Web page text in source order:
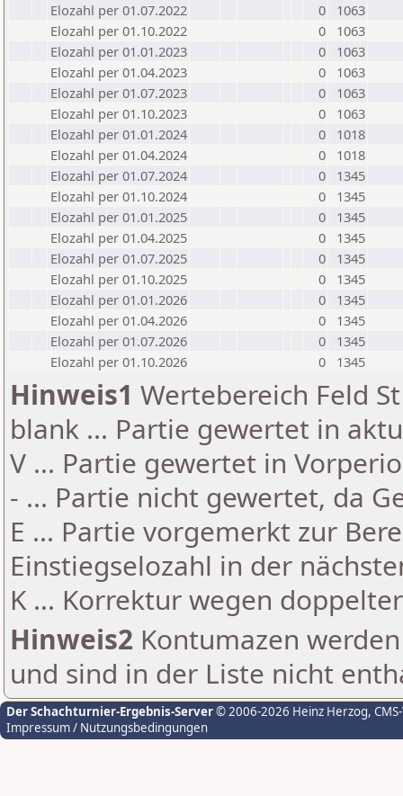
Elozahl per 01.07.2022
0
1063
Elozahl per 01.10.2022
0
1063
Elozahl per 01.01.2023
0
1063
Elozahl per 01.04.2023
0
1063
Elozahl per 01.07.2023
0
1063
Elozahl per 01.10.2023
0
1063
Elozahl per 01.01.2024
0
1018
Elozahl per 01.04.2024
0
1018
Elozahl per 01.07.2024
0
1345
Elozahl per 01.10.2024
0
1345
Elozahl per 01.01.2025
0
1345
Elozahl per 01.04.2025
0
1345
Elozahl per 01.07.2025
0
1345
Elozahl per 01.10.2025
0
1345
Elozahl per 01.01.2026
0
1345
Elozahl per 01.04.2026
0
1345
Elozahl per 01.07.2026
0
1345
Elozahl per 01.10.2026
0 1345
Hinweis1 Wertebereich Feld
blank ... Partie gewertet in
V ... Partie gewertet in
- ... Partie nicht gewertet, da
E ... Partie vorgemerkt zur
Einstiegselozahl in der
K ... Korrektur wegen
Hinweis2 Kontumazen
und sind in der Liste nicht
Der Schachturnier-Ergebnis-Server© 2006-2026 Heinz Herzog,
Impressum / Nutzungsbedingungen